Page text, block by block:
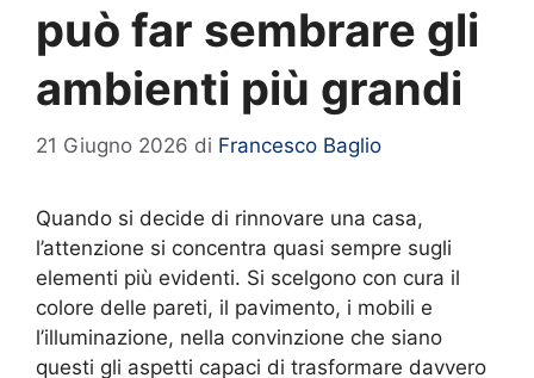
può far sembrare gli
ambienti più grandi
21 Giugno 2026 di Francesco Baglio
Quando si decide di rinnovare una casa,
l’attenzione si concentra quasi sempre sugli
elementi più evidenti. Si scelgono con cura il
colore delle pareti, il pavimento, i mobili e
l’illuminazione, nella convinzione che siano
questi gli aspetti capaci di trasformare davvero